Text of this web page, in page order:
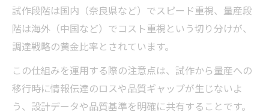
試作段階は国内（奈良県など）でスピード重視、量産段
階は海外（中国など）でコスト重視という切り分けが、
調達戦略の黄金比率とされています。
この仕組みを運用する際の注意点は、試作から量産への
移行時に情報伝達のロスや品質ギャップが生じないよ
う、設計データや品質基準を明確に共有することです。